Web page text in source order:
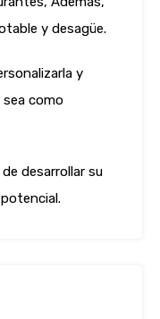
y desagüe.
y
sea como
desarrollar su